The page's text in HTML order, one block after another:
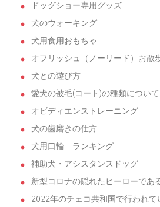
ドッグショー専用グッズ
犬のウォーキング
犬用食用おもちゃ
オフリッシュ（ノーリード）お散
犬との遊び方
愛犬の被毛(コート)の種類について
オビディエンストレーニング
犬の歯磨きの仕方
犬用口輪 ランキング
補助犬・アシスタンスドッグ
新型コロナの隠れたヒーローであ
2022年のチェコ共和国で行われて